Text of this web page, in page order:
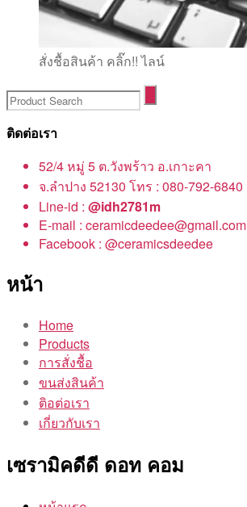
สั่งชื้อสินค้า คลิ๊ก!! ไลน์
ติดต่อเรา
52/4 หมู่ 5 ต.วังพร้าว อ.เกาะคา
จ.ลำปาง 52130 โทร : 080-792-6840
Line-id : @idh2781m
E-mail : ceramicdeedee@gmail.com
Facebook : @ceramicsdeedee
หน้า
Home
Products
การสั่งชื้อ
ขนส่งสินค้า
ติอต่อเรา
เกี่ยวกับเรา
เซรามิคดีดี ดอท คอม